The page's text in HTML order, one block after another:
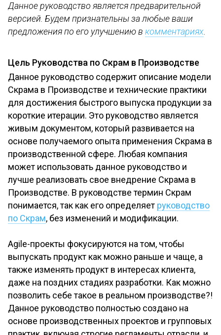
Данное руководство является предварительной
версией. Будем признательны за любые ваши
предложения по его улучшению в комментариях
Цель Руководства по Скрам в Производстве
Данное руководство содержит описание модели
Скрама в Производстве и технические практики
для достижения быстрого выпуска продукции за
короткие итерации. Это руководство является
живым документом, который развивается на
основе получаемого опыта применения Скрама в
производственной сфере. Любая компания
может использовать данное руководство и
лучше реализовать свое внедрение Скрама в
Производстве. В руководстве термин Скрам
понимается, так как его определяет руководство
по Скрам, без изменений и модификации.
Agile-проекты фокусируются на том, чтобы
выпускать продукт как можно раньше и чаще, а
также изменять продукт в интересах клиента,
даже на поздних стадиях разработки. Как можно
позволить себе такое в реальном производстве?!
Данное руководство полностью создано на
основе производственных проектов и групповых